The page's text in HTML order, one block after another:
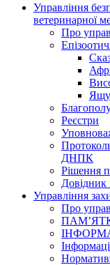
Управління
ветеринарної
Про
Реєстри
ДНПК
Рішення
Управління
Про